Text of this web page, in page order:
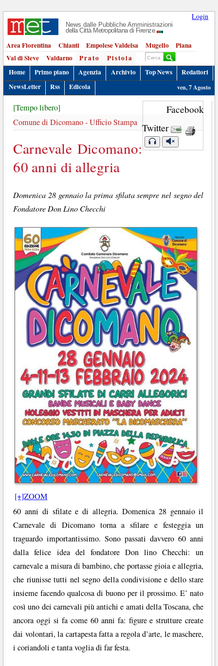
Login
News dalle Pubbliche Amministrazioni
della Città Metropolitana di Firenze
Area Fiorentina Chianti Empolese Valdelsa Mugello
Piana
Val di Sieve
Valdarno Prato
Pistoia
Home
Primo piano Agenzia Archivio Top News
Redattori
NewsLetter
Rss Edicola ven, 7 Agosto
Facebook
Twitter
[Tempo libero]
Comune di Dicomano - Ufficio Stampa
Carnevale Dicomano:
60 anni di allegria
Domenica 28 gennaio la prima sfilata sempre nel segno del
Fondatore Don Lino Checchi
[+]ZOOM
60 anni di sfilate e di allegria. Domenica 28 gennaio il
Carnevale di Dicomano torna a sfilare e festeggia un
traguardo importantissimo. Sono passati davvero 60 anni
dalla felice idea del fondatore Don lino Checchi: un
carnevale a misura di bambino, che portasse gioia e allegria,
che riunisse tutti nel segno della condivisione e dello stare
insieme facendo qualcosa di buono per il prossimo. E’ nato
così uno dei carnevali più antichi e amati della Toscana, che
ancora oggi si fa come 60 anni fa: figure e strutture create
dai volontari, la cartapesta fatta a regola d’arte, le maschere,
i coriandoli e tanta voglia di far festa.